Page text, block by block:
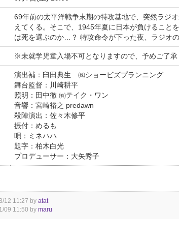
69年前の太平洋戦争末期の特攻基地で、突然ラジ
えてくる。そこで、1945年夏に日本が負けること
は死を選ぶのか…？ 特攻命令が下った夜、ラジオ
※未就学児童入場不可となりますので、予めご了承
演出補：臼田典生 ㈱ショービズプランニング
舞台監督：川崎耕平
照明：田中徹 ㈲テイク・ワン
音響：宮崎裕之 predawn
殺陣演出：佐々木修平
振付：めるも
唄：ミネハハ
題字：柏木白光
プロデューサー：大矢秀子
12 11:27 by atat
09 11:50 by maru